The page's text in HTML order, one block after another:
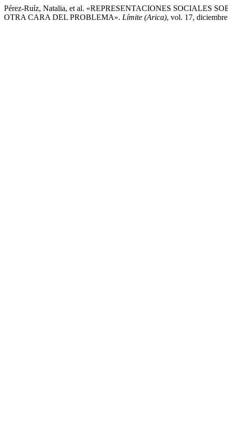
Pérez-Ruíz, Natalia, et al. «REPRESENTACIONES
OTRA CARA DEL PROBLEMA». Límite (Arica), vol. 17,